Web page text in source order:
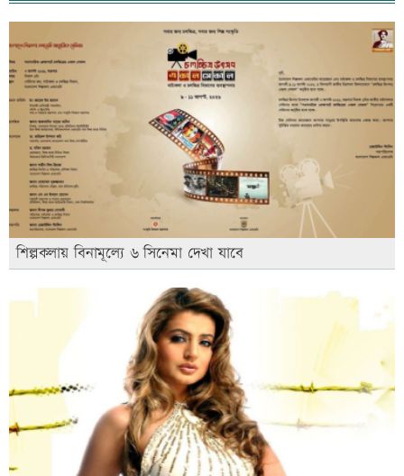
শিল্পকলায় বিনামূল্যে ৬ সিনেমা দেখা যাবে